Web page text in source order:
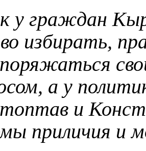
у граждан
избирать,
а у
и
приличия и